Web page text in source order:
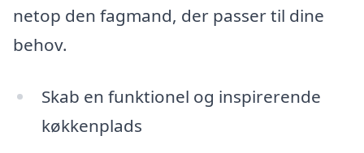
netop den fagmand, der passer til dine
behov.
Skab en funktionel og inspirerende
køkkenplads